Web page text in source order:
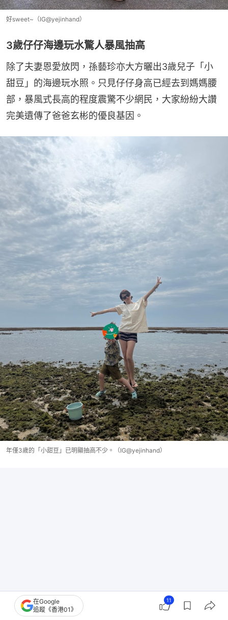
好sweet~（IG@yejinhand）
3歲仔仔海邊玩水驚人暴風抽高
除了夫妻恩愛放閃，孫藝珍亦大方曬出3歲兒子「小
甜豆」的海邊玩水照。只見仔仔身高已經去到媽媽腰
部，暴風式長高的程度震驚不少網民，大家紛紛大讚
完美遺傳了爸爸玄彬的優良基因。
年僅3歲的「小甜豆」已明顯抽高不少。（IG@yejinhand）
在Google
追蹤《香港01》
11